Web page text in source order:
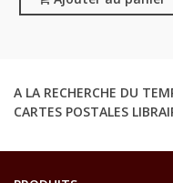
Roman Historique,,
A LA RECHERCHE DU
CARTES POSTALES